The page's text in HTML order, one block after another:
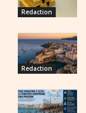
Redaction
Redaction